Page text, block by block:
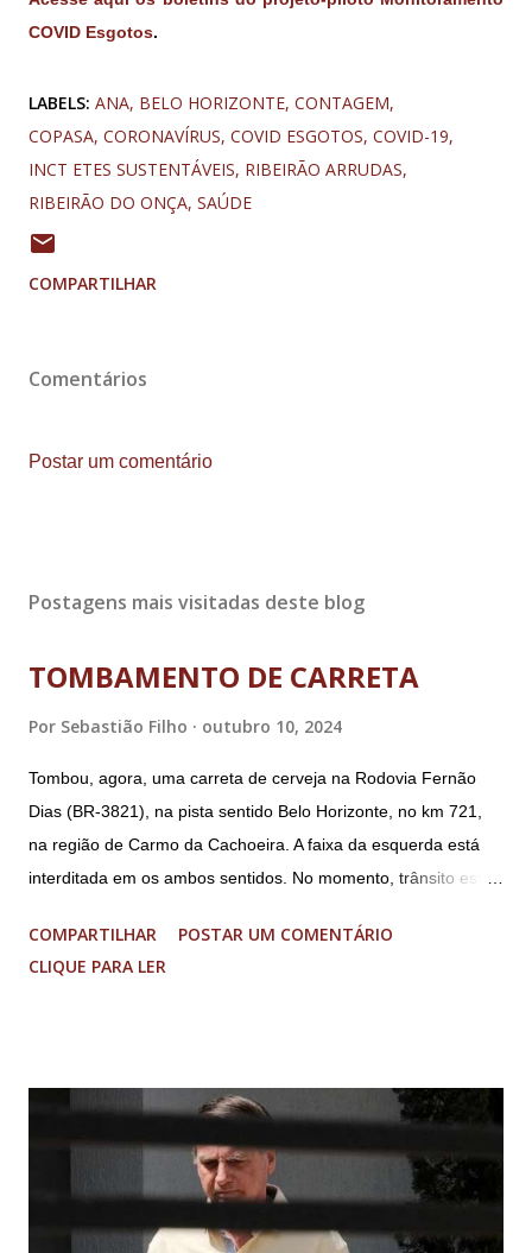
COVID Esgotos.
LABELS: ANA BELO HORIZONTE CONTAGEM
COPASA CORONAVÍRUS COVID ESGOTOS COVID-19
INCT ETES SUSTENTÁVEIS RIBEIRÃO ARRUDAS
RIBEIRÃO DO ONÇA SAÚDE
COMPARTILHAR
Comentários
Postar um comentário
Postagens mais visitadas deste blog
TOMBAMENTO DE CARRETA
Por Sebastião Filho outubro 10, 2024
Tombou, agora, uma carreta de cerveja na Rodovia Fernão
Dias (BR-3821), na pista sentido Belo Horizonte, no km 721,
na região de Carmo da Cachoeira. A faixa da esquerda está
interditada em os ambos sentidos. No momento, trânsito está
Imagens @transitofernaodias *Por Sebastião Filho
COMPARTILHAR
POSTAR UM COMENTÁRIO
CLIQUE PARA LER